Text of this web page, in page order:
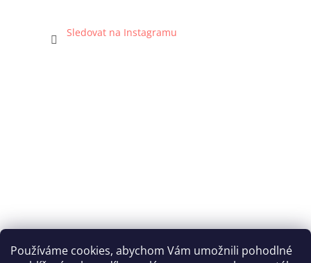
Používáme cookies, abychom Vám umožnili pohodlné
Sledovat na Instagramu